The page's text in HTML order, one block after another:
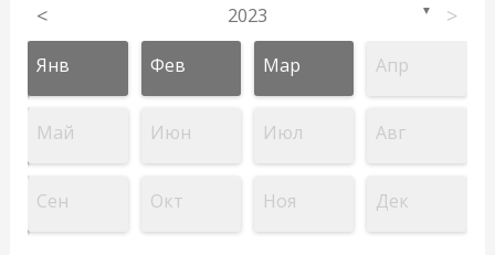
< 2023 ▼ >
Янв Фев Мар Апр
Май Июн Июл Авг
Сен Окт Ноя Дек